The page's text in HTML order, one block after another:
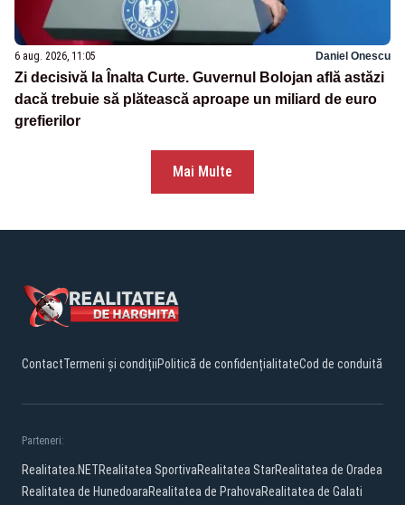
6 aug. 2026, 11:05 Daniel Onescu
Zi decisivă la Înalta Curte. Guvernul Bolojan află astăzi
dacă trebuie să plătească aproape un miliard de euro
grefierilor
Mai Multe
ContactTermeni și condițiiPolitică de confidențialitateCod de conduită
Parteneri:
Realitatea.NETRealitatea SportivaRealitatea StarRealitatea de Oradea
Realitatea de HunedoaraRealitatea de PrahovaRealitatea de Galati